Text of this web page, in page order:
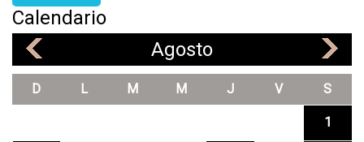
Calendario
Agosto
D L M M J V S
1